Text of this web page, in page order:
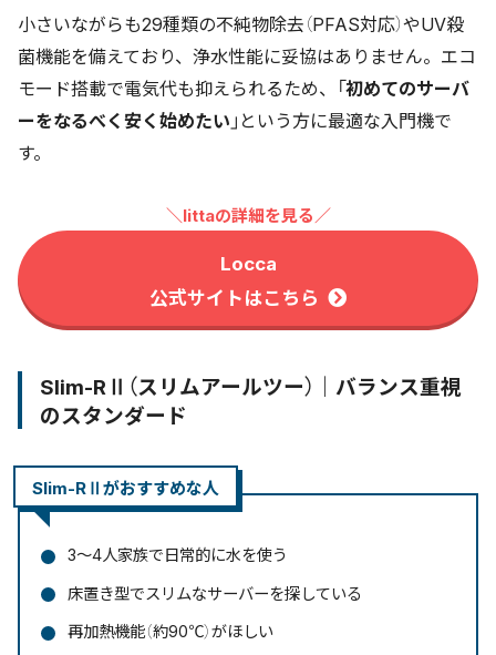
小さいながらも29種類の不純物除去（PFAS対応）やUV殺
菌機能を備えており、浄水性能に妥協はありません。エコ
モード搭載で電気代も抑えられるため、 「初めてのサーバ
ーをなるべく安く始めたい」 という方に最適な入門機で
す。
＼littaの詳細を見る／
Locca
公式サイトはこちら
Slim-RⅡ（スリムアールツー）｜バランス重視
のスタンダード
Slim-RⅡがおすすめな人
3〜4人家族で日常的に水を使う
床置き型でスリムなサーバーを探している
再加熱機能（約90℃）がほしい